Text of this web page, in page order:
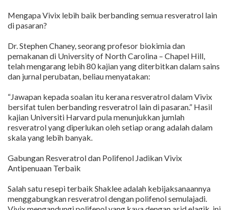
Mengapa Vivix lebih baik berbanding semua resveratrol lain
di pasaran?
Dr. Stephen Chaney, seorang profesor biokimia dan
pemakanan di University of North Carolina – Chapel Hill,
telah mengarang lebih 80 kajian yang diterbitkan dalam sains
dan jurnal perubatan, beliau menyatakan:
“Jawapan kepada soalan itu kerana resveratrol dalam Vivix
bersifat tulen berbanding resveratrol lain di pasaran.” Hasil
kajian Universiti Harvard pula menunjukkan jumlah
resveratrol yang diperlukan oleh setiap orang adalah dalam
skala yang lebih banyak.
Gabungan Resveratrol dan Polifenol Jadikan Vivix
Antipenuaan Terbaik
Salah satu resepi terbaik Shaklee adalah kebijaksanaannya
menggabungkan resveratrol dengan polifenol semulajadi.